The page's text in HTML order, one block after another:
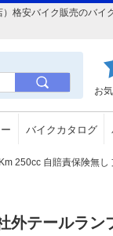
格安バイク販売のバイ
お
バイクカタログ
250cc 自賠責保険無し
テールラン